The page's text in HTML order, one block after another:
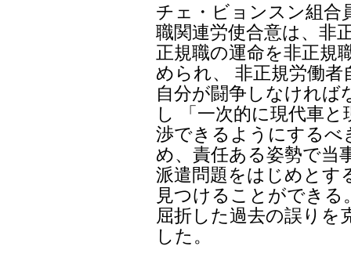
チェ・ビョンスン組合
職関連労使合意は、非
正規職の運命を非正規
められ、 非正規労働
自分が闘争しなければ
し 「一次的に現代車
渉できるようにするべ
め、責任ある姿勢で当
派遣問題をはじめとす
見つけることができる
屈折した過去の誤りを
した。